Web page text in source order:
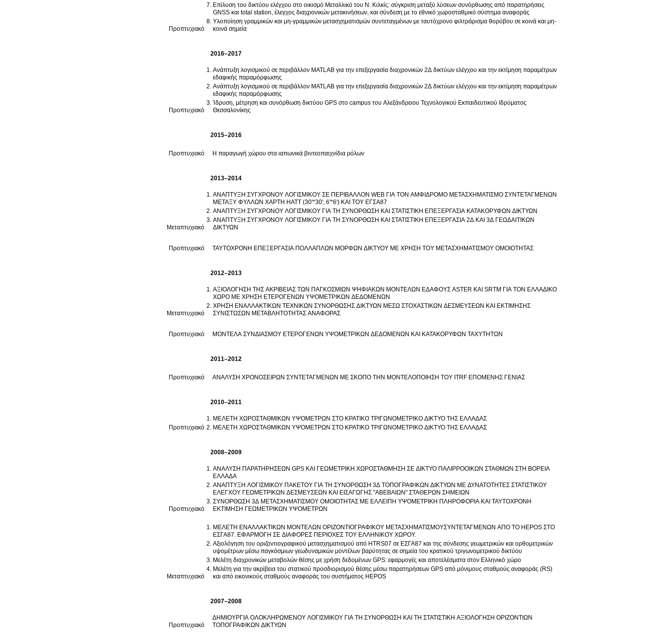
Προπτυχιακό
Επίλυση του δικτύου ελέγχου στο οικισμό Μεταλλικό του Ν. Κιλκίς: σύγκριση μεταξύ λύσεων συνόρθωσης από παρατηρήσεις
GNSS και total station, έλεγχος διαχρονικών μετακινήσεων, και σύνδεση με το εθνικό χωροσταθμικό σύστημα αναφοράς
Υλοποίηση γραμμικών και μη-γραμμικών μετασχηματισμών συντεταγμένων με ταυτόχρονο φιλτράρισμα θορύβου σε κοινά και μη-
κοινά σημεία
2016–2017
Προπτυχιακό
Ανάπτυξη λογισμικού σε περιβάλλον MATLAB για την επεξεργασία διαχρονικών 2Δ δικτύων ελέγχου και την εκτίμηση παραμέτρων
εδαφικής παραμόρφωσης
Ανάπτυξη λογισμικού σε περιβάλλον MATLAB για την επεξεργασία διαχρονικών 2Δ δικτύων ελέγχου και την εκτίμηση παραμέτρων
εδαφικής παραμόρφωσης
Ίδρυση, μέτρηση και συνόρθωση δικτύου GPS στο campus του Αλεξάνδρειου Τεχνολογικού Εκπαιδευτικού Ιδρύματος
Θεσσαλονίκης
2015–2016
Προπτυχιακό Η παραγωγή χώρου στα ιαπωνικά βιντεοπαιχνίδια ρόλων
2013–2014
Μεταπτυχιακό
ΑΝΑΠΤΥΞΗ ΣΥΓΧΡΟΝΟΥ ΛΟΓΙΣΜΙΚΟΥ ΣΕ ΠΕΡΙΒΑΛΛΟΝ WEB ΓΙΑ ΤΟΝ ΑΜΦΙΔΡΟΜΟ ΜΕΤΑΣΧΗΜΑΤΙΣΜΟ ΣΥΝΤΕΤΑΓΜΕΝΩΝ
ΜΕΤΑΞΥ ΦΥΛΛΩΝ ΧΑΡΤΗ HATT (30'*30', 6'*6') ΚΑΙ ΤΟΥ ΕΓΣΑ87
ΑΝΑΠΤΥΞΗ ΣΥΓΧΡΟΝΟΥ ΛΟΓΙΣΜΙΚΟΥ ΓΙΑ ΤΗ ΣΥΝΟΡΘΩΣΗ ΚΑΙ ΣΤΑΤΙΣΤΙΚΗ ΕΠΕΞΕΡΓΑΣΙΑ ΚΑΤΑΚΟΡΥΦΩΝ ΔΙΚΤΥΩΝ
ΑΝΑΠΤΥΞΗ ΣΥΓΧΡΟΝΟΥ ΛΟΓΙΣΜΙΚΟΥ ΓΙΑ ΤΗ ΣΥΝΟΡΘΩΣΗ ΚΑΙ ΣΤΑΤΙΣΤΙΚΗ ΕΠΕΞΕΡΓΑΣΙΑ 2Δ ΚΑΙ 3Δ ΓΕΩΔΑΙΤΙΚΩΝ
ΔΙΚΤΥΩΝ
Προπτυχιακό ΤΑΥΤΟΧΡΟΝΗ ΕΠΕΞΕΡΓΑΣΙΑ ΠΟΛΛΑΠΛΩΝ ΜΟΡΦΩΝ ΔΙΚΤΥΟΥ ΜΕ ΧΡΗΣΗ ΤΟΥ ΜΕΤΑΣΧΗΜΑΤΙΣΜΟΥ ΟΜΟΙΟΤΗΤΑΣ
2012–2013
Μεταπτυχιακό
ΑΞΙΟΛΟΓΗΣΗ ΤΗΣ ΑΚΡΙΒΕΙΑΣ ΤΩΝ ΠΑΓΚΟΣΜΙΩΝ ΨΗΦΙΑΚΩΝ ΜΟΝΤΕΛΩΝ ΕΔΑΦΟΥΣ ASTER ΚΑΙ SRTM ΓΙΑ ΤΟΝ ΕΛΛΑΔΙΚΟ
ΧΩΡΟ ΜΕ ΧΡΗΣΗ ΕΤΕΡΟΓΕΝΩΝ ΥΨΟΜΕΤΡΙΚΩΝ ΔΕΔΟΜΕΝΩΝ
ΧΡΗΣΗ ΕΝΑΛΛΑΚΤΙΚΩΝ ΤΕΧΝΙΚΩΝ ΣΥΝΟΡΘΩΣΗΣ ΔΙΚΤΥΩΝ ΜΕΣΩ ΣΤΟΧΑΣΤΙΚΩΝ ΔΕΣΜΕΥΣΕΩΝ ΚΑΙ ΕΚΤΙΜΗΣΗΣ
ΣΥΝΙΣΤΩΣΩΝ ΜΕΤΑΒΛΗΤΟΤΗΤΑΣ ΑΝΑΦΟΡΑΣ
Προπτυχιακό ΜΟΝΤΕΛΑ ΣΥΝΔΙΑΣΜΟΥ ΕΤΕΡΟΓΕΝΩΝ ΥΨΟΜΕΤΡΙΚΩΝ ΔΕΔΟΜΕΝΩΝ ΚΑΙ ΚΑΤΑΚΟΡΥΦΩΝ ΤΑΧΥΤΗΤΩΝ
2011–2012
Προπτυχιακό ΑΝΑΛΥΣΗ ΧΡΟΝΟΣΕΙΡΩΝ ΣΥΝΤΕΤΑΓΜΕΝΩΝ ΜΕ ΣΚΟΠΟ ΤΗΝ ΜΟΝΤΕΛΟΠΟΙΗΣΗ ΤΟΥ ITRF ΕΠΟΜΕΝΗΣ ΓΕΝΙΑΣ
2010–2011
Προπτυχιακό
ΜΕΛΕΤΗ ΧΩΡΟΣΤΑΘΜΙΚΩΝ ΥΨΟΜΕΤΡΩΝ ΣΤΟ ΚΡΑΤΙΚΟ ΤΡΙΓΩΝΟΜΕΤΡΙΚΟ ΔΙΚΤΥΟ ΤΗΣ ΕΛΛΑΔΑΣ
ΜΕΛΕΤΗ ΧΩΡΟΣΤΑΘΜΙΚΩΝ ΥΨΟΜΕΤΡΩΝ ΣΤΟ ΚΡΑΤΙΚΟ ΤΡΙΓΩΝΟΜΕΤΡΙΚΟ ΔΙΚΤΥΟ ΤΗΣ ΕΛΛΑΔΑΣ
2008–2009
Προπτυχιακό
ΑΝΑΛΥΣΗ ΠΑΡΑΤΗΡΗΣΕΩΝ GPS ΚΑΙ ΓΕΩΜΕΤΡΙΚΗ ΧΩΡΟΣΤΑΘΜΗΣΗ ΣΕ ΔΙΚΤΥΟ ΠΑΛΙΡΡΟΟΙΚΩΝ ΣΤΑΘΜΩΝ ΣΤΗ ΒΟΡΕΙΑ
ΕΛΛΑΔΑ
ΑΝΑΠΤΥΞΗ ΛΟΓΙΣΜΙΚΟΥ ΠΑΚΕΤΟΥ ΓΙΑ ΤΗ ΣΥΝΟΡΘΩΣΗ 3Δ ΤΟΠΟΓΡΑΦΙΚΩΝ ΔΙΚΤΥΩΝ ΜΕ ΔΥΝΑΤΟΤΗΤΕΣ ΣΤΑΤΙΣΤΙΚΟΥ
ΕΛΕΓΧΟΥ ΓΕΩΜΕΤΡΙΚΩΝ ΔΕΣΜΕΥΣΕΩΝ ΚΑΙ ΕΙΣΑΓΩΓΗΣ "ΑΒΕΒΑΙΩΝ" ΣΤΑΘΕΡΩΝ ΣΗΜΕΙΩΝ
ΣΥΝΟΡΘΩΣΗ 3Δ ΜΕΤΑΣΧΗΜΑΤΙΣΜΟΥ ΟΜΟΙΟΤΗΤΑΣ ΜΕ ΕΛΛΕΙΠΗ ΥΨΟΜΕΤΡΙΚΗ ΠΛΗΡΟΦΟΡΙΑ ΚΑΙ ΤΑΥΤΟΧΡΟΝΗ
ΕΚΤΙΜΗΣΗ ΓΕΩΜΕΤΡΙΚΩΝ ΥΨΟΜΕΤΡΩΝ
Μεταπτυχιακό
ΜΕΛΕΤΗ ΕΝΑΛΛΑΚΤΙΚΩΝ ΜΟΝΤΕΛΩΝ ΟΡΙΖΟΝΤΙΟΓΡΑΦΙΚΟΥ ΜΕΤΑΣΧΗΜΑΤΙΣΜΟΥΣΥΝΤΕΤΑΓΜΕΝΩΝ ΑΠΟ ΤΟ ΗΕΡOS ΣΤΟ
ΕΣΓΑ87. ΕΦΑΡΜΟΓΗ ΣΕ ΔΙΑΦΟΡΕΣ ΠΕΡΙΟΧΕΣ ΤΟΥ ΕΛΛΗΝΙΚΟΥ ΧΩΡΟΥ.
Αξιολόγηση του οριζοντιογραφικού μετασχηματισμού από HTRS07 σε ΕΣΓΑ87 και της σύνδεσης γεωμετρικών και ορθομετρικών
υψομέτρων μέσω παγκόσμιων γεωδυναμικών μοντέλων βαρύτητας σε σημεία του κρατικού τριγωνομετρικού δικτύου
Μελέτη διαχρονικών μεταβολών θέσης με χρήση δεδομένων GPS: εφαρμογές και αποτελέσματα στον Ελληνικό χώρο
Μελέτη για την ακρίβεια του στατικού προσδιορισμού θέσης μέσω παρατηρήσεων GPS από μόνιμους σταθμούς αναφοράς (RS)
και από εικονικούς σταθμούς αναφοράς του συστήματος HEPOS
2007–2008
Προπτυχιακό
ΔΗΜΙΟΥΡΓΙΑ ΟΛΟΚΛΗΡΩΜΕΝΟΥ ΛΟΓΙΣΜΙΚΟΥ ΓΙΑ ΤΗ ΣΥΝΟΡΘΩΣΗ ΚΑΙ ΤΗ ΣΤΑΤΙΣΤΙΚΗ ΑΞΙΟΛΟΓΗΣΗ ΟΡΙΖΟΝΤΙΩΝ
ΤΟΠΟΓΡΑΦΙΚΩΝ ΔΙΚΤΥΩΝ